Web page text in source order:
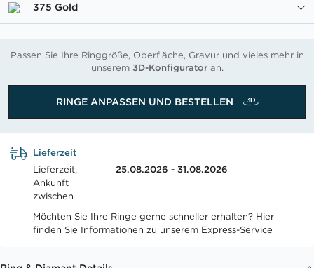
375 Gold
Passen Sie Ihre Ringgröße, Oberfläche, Gravur und vieles mehr in
unserem 3D-Konfiguratoran.
RINGE ANPASSEN UND BESTELLEN
Lieferzeit
Lieferzeit,
Ankunft
zwischen
25.08.2026 - 31.08.2026
Möchten Sie Ihre Ringe gerne schneller erhalten? Hier
finden Sie Informationen zu unserem Express-Service